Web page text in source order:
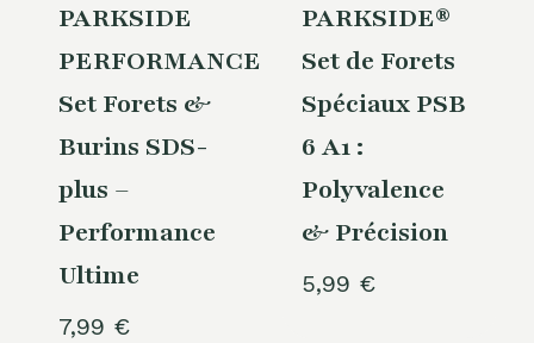
PARKSIDE
PERFORMANCE®
Set Forets &
Burins SDS-
plus –
Performance
Ultime
7,99 €
PARKSIDE®
Set de Forets
Spéciaux PSB
6 A1 :
Polyvalence
& Précision
5,99 €